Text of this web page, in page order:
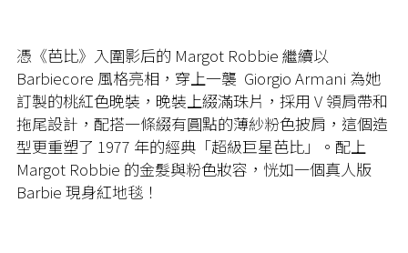
憑《芭比》入圍影后的 Margot Robbie 繼續以
Barbiecore 風格亮相，穿上一襲 Giorgio Armani 為她
訂製的桃紅色晚裝，晚裝上綴滿珠片，採用 V 領肩帶和
拖尾設計，配搭一條綴有圓點的薄紗粉色披肩 ，這個造
型更重塑了 1977 年的經典「超級巨星芭比」。配上
Margot Robbie 的金髮與粉色妝容，恍如一個真人版
Barbie 現身紅地毯！